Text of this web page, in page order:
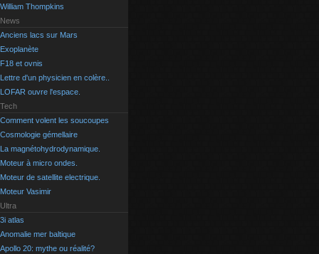
William Thompkins
News
Anciens lacs sur Mars
Exoplanète
F18 et ovnis
Lettre d'un physicien en colère..
LOFAR ouvre l'espace.
Tech
Comment volent les soucoupes
Cosmologie gémellaire
La magnétohydrodynamique.
Moteur à micro ondes.
Moteur de satellite electrique.
Moteur Vasimir
Ultra
3i atlas
Anomalie mer baltique
Apollo 20: mythe ou réalité?